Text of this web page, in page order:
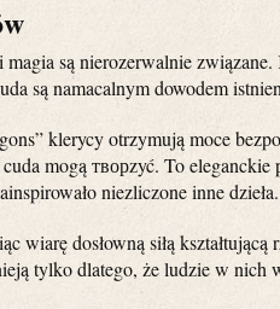
są nierozerwalnie
są namacalnym dowodem
klerycy otrzymują moce
mogą творzyć. To eleganckie
niezliczone inne dzieła.
wiarę dosłowną siłą
tylko dlatego, że ludzie w